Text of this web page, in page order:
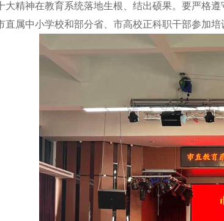
大精神在教育系统落地生根、结出硕果。要严格
中小学校和部分省、市高校正科职干部参加培